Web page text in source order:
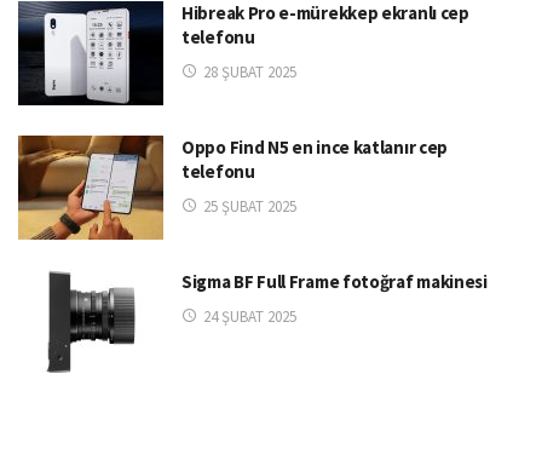
Hibreak Pro e-mürekkep ekranlı cep
telefonu
28 ŞUBAT 2025
Oppo Find N5 en ince katlanır cep
telefonu
25 ŞUBAT 2025
Sigma BF Full Frame fotoğraf makinesi
24 ŞUBAT 2025